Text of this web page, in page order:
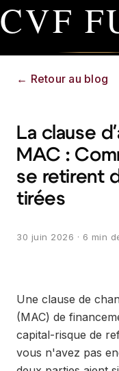
CVF
← Retour au blog
La clause
MAC :
se retirent
tirées
30 juin 2026 · 6 min
Une clause de
(MAC) de
capital-risque de
vous n'avez pas